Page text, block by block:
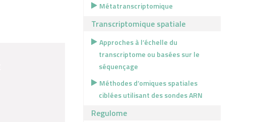
Métatranscriptomique
Transcriptomique spatiale
Approches à l’échelle du
transcriptome ou basées sur le
séquençage
Méthodes d’omiques spatiales
ciblées utilisant des sondes ARN
Regulome